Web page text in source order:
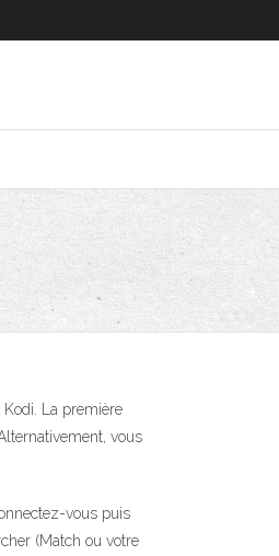
La première
vous
vous puis
(Match ou votre